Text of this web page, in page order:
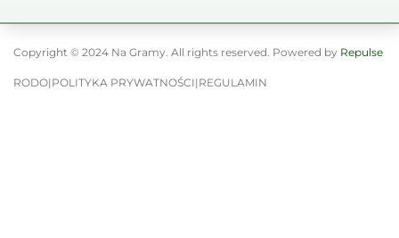
Copyright © 2024 Na Gramy. All rights reserved. Powered by Repulse
RODO| POLITYKA PRYWATNOŚCI| REGULAMIN